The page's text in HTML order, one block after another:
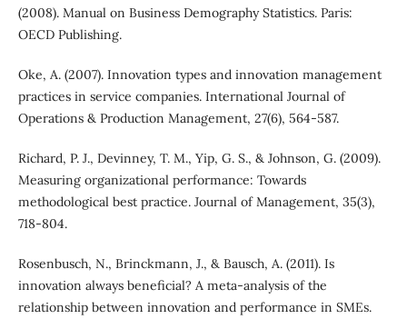
(2008). Manual on Business Demography Statistics. Paris:
OECD Publishing.
Oke, A. (2007). Innovation types and innovation management
practices in service companies. International Journal of
Operations & Production Management, 27(6), 564-587.
Richard, P. J., Devinney, T. M., Yip, G. S., & Johnson, G. (2009).
Measuring organizational performance: Towards
methodological best practice. Journal of Management, 35(3),
718-804.
Rosenbusch, N., Brinckmann, J., & Bausch, A. (2011). Is
innovation always beneficial? A meta-analysis of the
relationship between innovation and performance in SMEs.